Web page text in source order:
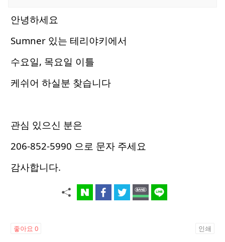
안녕하세요
Sumner 있는 테리야키에서
수요일, 목요일 이틀
케쉬어 하실분 찾습니다
관심 있으신 분은
206-852-5990 으로 문자 주세요
감사합니다.
좋아요 0 인쇄